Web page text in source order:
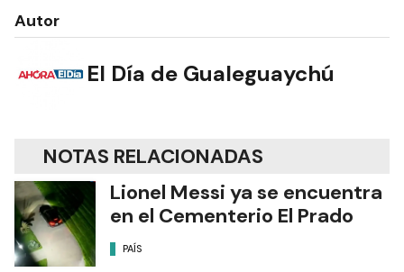
Autor
El Día de Gualeguaychú
NOTAS RELACIONADAS
Lionel Messi ya se encuentra
en el Cementerio El Prado
PAÍS